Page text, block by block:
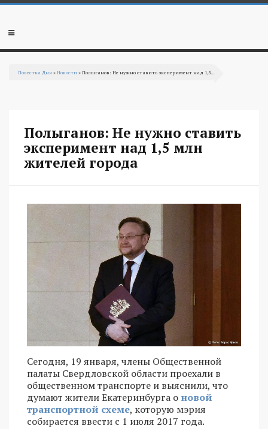
Перейти к основному содержанию
Мобильное
Повестка Дня »Новости » Полыганов: Не нужно ставить эксперимент над 1,5...
Полыганов: Не нужно ставить
эксперимент над 1,5 млн
жителей города
Сегодня, 19 января, члены Общественной
палаты Свердловской области проехали в
общественном транспорте и выяснили, что
думают жители Екатеринбурга о новой
транспортной схеме, которую мэрия
собирается ввести с 1 июля 2017 года.